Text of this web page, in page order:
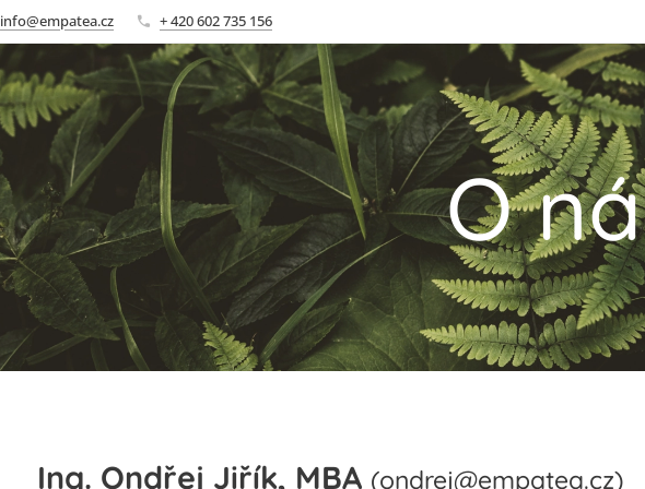
info@empatea.cz + 420 602 735 156
O
Ing. Ondřej Jiřík, MBA (ondrej@empatea.cz)